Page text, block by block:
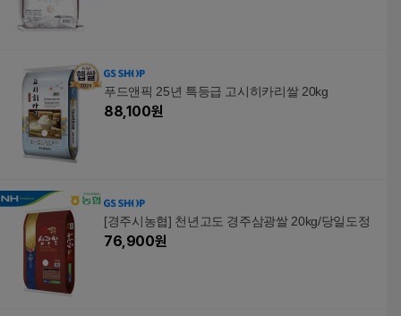
푸드앤픽 25년 특등급 고시히카리쌀 20kg
88,100원
[경주시농협] 천년고도 경주삼광쌀 20kg/당일도정
76,900원